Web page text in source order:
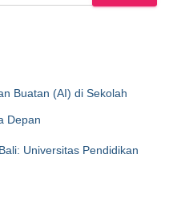
Buatan (AI) di Sekolah
Depan
Universitas Pendidikan